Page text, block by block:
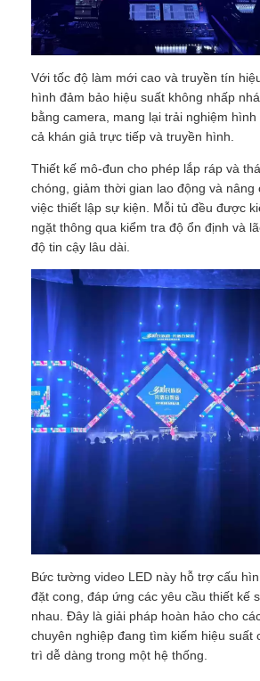
Buổi trình diễn VR
Về Chúng Tôi
Tham quan nhà máy
Kiểm soát chất lượng
Liên hệ với chúng tôi
Tin tức
Các trường hợp
Yêu cầu báo giá
Màn hình hiển thị LED
Màn hình LED cho buổi hòa nhạc
Với tốc độ làm mới cao và truyền tín
hình đảm bảo hiệu suất không nhấp
bằng camera, mang lại trải nghiệm
cả khán giả trực tiếp và truyền hình.
Thiết kế mô-đun cho phép lắp ráp và
chóng, giảm thời gian lao động và nâng
việc thiết lập sự kiện. Mỗi tủ đều được
ngặt thông qua kiểm tra độ ổn định và
độ tin cậy lâu dài.
Bức tường video LED này hỗ trợ cấu
đặt cong, đáp ứng các yêu cầu thiết kế
nhau. Đây là giải pháp hoàn hảo cho
chuyên nghiệp đang tìm kiếm hiệu suất
trì dễ dàng trong một hệ thống.